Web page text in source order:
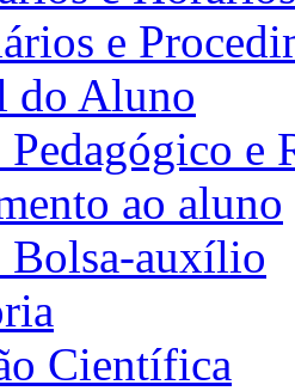
e
do Aluno
e
ao aluno
Bolsa-auxílio
Científica